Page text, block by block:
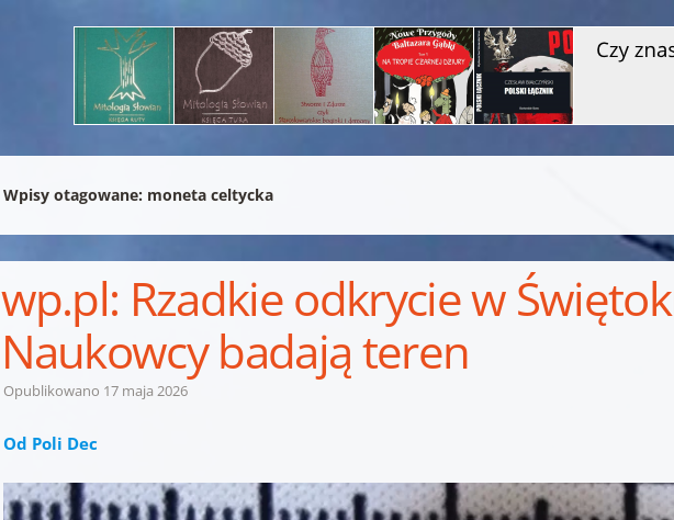
Wpisy otagowane: moneta celtycka
wp.pl: Rzadkie odkrycie w
Naukowcy badają teren
Opublikowano 17 maja 2026
Od Poli Dec